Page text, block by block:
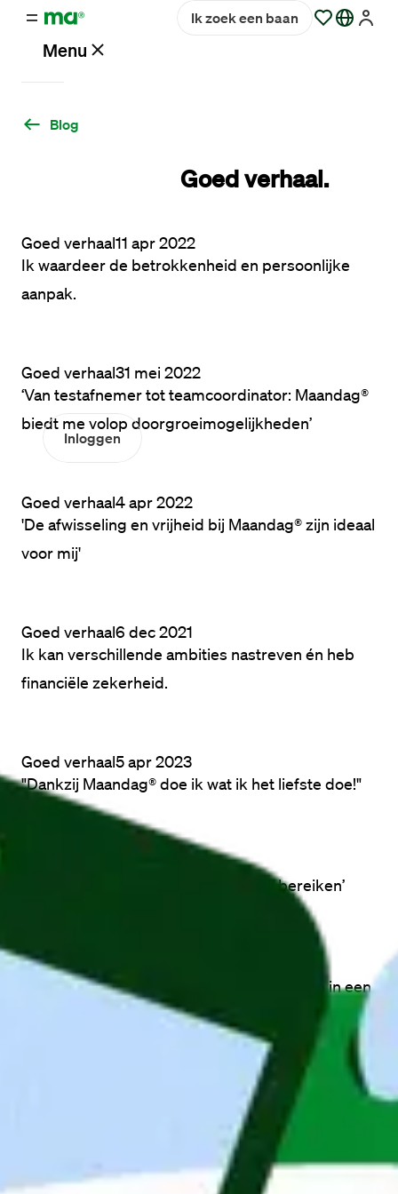
Menu
Opdrachtgevers
service
Inloggen
Ik zoek een baan
Blog
Goed verhaal.
Goed verhaal11 apr 2022
Ik waardeer de betrokkenheid en persoonlijke
aanpak.
Goed verhaal31 mei 2022
‘Van testafnemer tot teamcoordinator: Maandag®
biedt me volop doorgroeimogelijkheden’
Goed verhaal4 apr 2022
'De afwisseling en vrijheid bij Maandag® zijn ideaal
voor mij'
Goed verhaal6 dec 2021
Ik kan verschillende ambities nastreven én heb
financiële zekerheid.
Goed verhaal5 apr 2023
"Dankzij Maandag® doe ik wat ik het liefste doe!"
‘Maandag® blijft scherp op wat ik wil bereiken’
Goed verhaal
Dankzij Maandag® ben ik terecht gekomen in een
nucleair bedrijf, een sector waar ik nooit had
Dankzij Maandag® ben ik terecht gekomen in een
nucleair bedrijf, een sector waar ik nooit had